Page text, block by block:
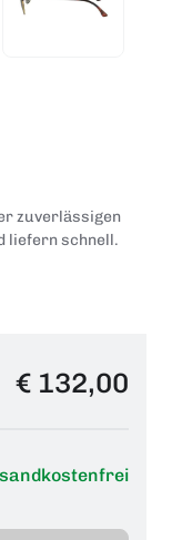
zuverlässigen
liefern schnell.
€ 132,00